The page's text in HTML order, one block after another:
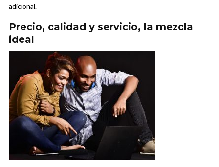
adicional.
Precio, calidad y servicio, la mezcla
ideal